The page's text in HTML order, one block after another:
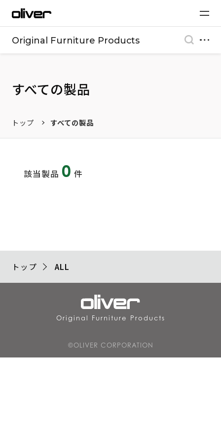
Original Furniture Products
すべての製品
トップ すべての製品
該当製品 0 件
トップ ALL
Original Furniture Products
©OLIVER CORPORATION